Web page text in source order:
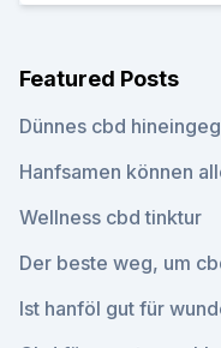
Featured Posts
Dünnes cbd
Hanfsamen können
Wellness cbd tinktur
Der beste weg, um
Ist hanföl gut für